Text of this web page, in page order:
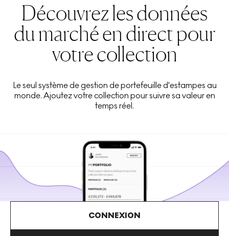
Découvrez les données
du marché en direct pour
votre collection
Le seul système de gestion de portefeuille d'estampes au
monde. Ajoutez votre collection pour suivre sa valeur en
temps réel.
CONNEXION